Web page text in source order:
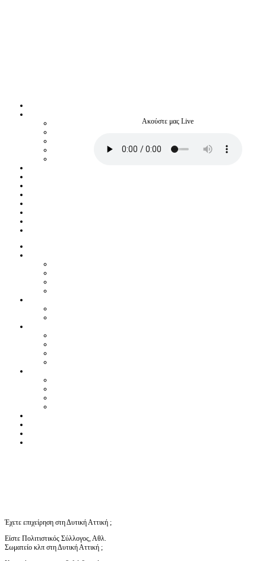
Ακούστε μας Live
Έχετε επιχείρηση στη Δυτική Αττική ;
Είστε Πολιτιστικός Σύλλογος, Αθλ.
Σωματείο κλπ στη Δυτική Αττική ;